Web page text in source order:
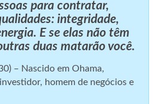
para contratar,
integridade,
E se elas não têm
duas matarão você.
– Nascido em Ohama,
homem de negócios e